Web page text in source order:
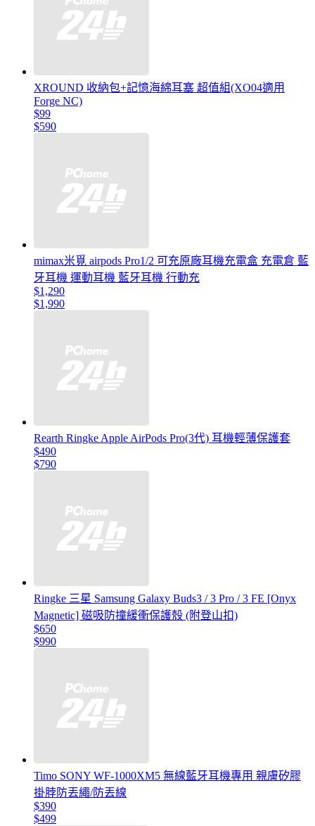
XROUND 收納包+記憶海綿耳塞 超值組(XO04適用
Forge NC)
$99
$590
mimax米覓 airpods Pro1/2 可充原廠耳機充電盒 充電倉 藍
牙耳機 運動耳機 藍牙耳機 行動充
$1,290
$1,990
Rearth Ringke Apple AirPods Pro(3代) 耳機輕薄保護套
$490
$790
Ringke 三星 Samsung Galaxy Buds3 / 3 Pro / 3 FE [Onyx
Magnetic] 磁吸防撞緩衝保護殼 (附登山扣)
$650
$990
Timo SONY WF-1000XM5 無線藍牙耳機專用 親膚矽膠
掛脖防丟繩/防丟線
$390
$499